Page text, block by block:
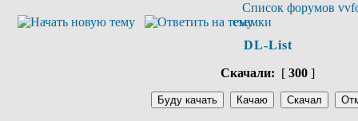
Список форумов
съемки
DL-List
Скачали: [ 300 ]